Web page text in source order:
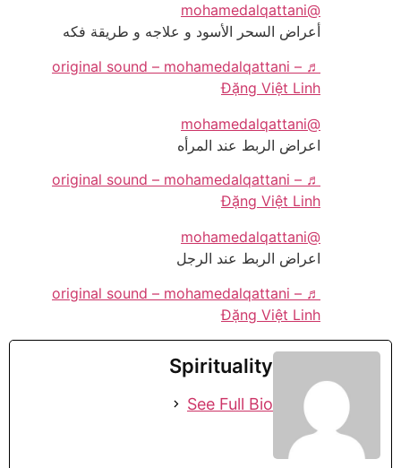
@mohamedalqattani
أعراض السحر الأسود و علاجه و طريقة فكه
♬ original sound – mohamedalqattani –
Đặng Việt Linh
@mohamedalqattani
اعراض الربط عند المرأه
♬ original sound – mohamedalqattani –
Đặng Việt Linh
@mohamedalqattani
اعراض الربط عند الرجل
♬ original sound – mohamedalqattani –
Đặng Việt Linh
Spirituality
See Full Bio